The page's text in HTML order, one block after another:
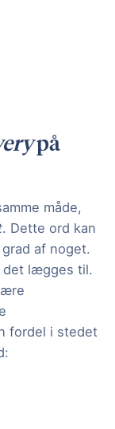
på
måde,
. Dette ord kan
af noget.
det lægges til.
fordel i stedet